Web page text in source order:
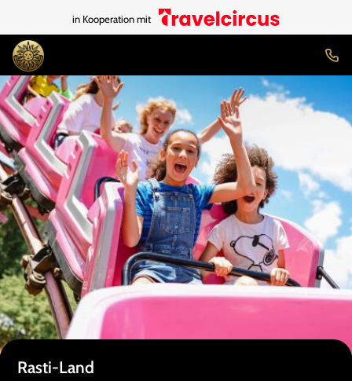
in Kooperation mit
Rasti-Land